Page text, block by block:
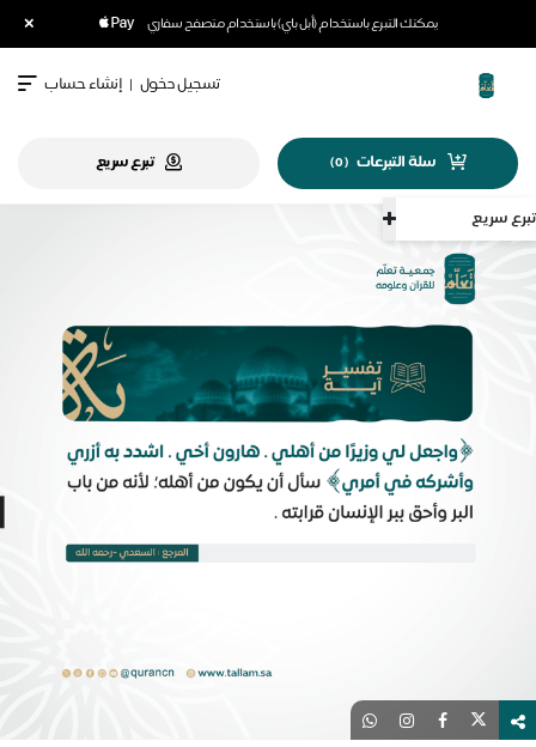
يمكنك التبرع باستخدام (أبل باي) باستخدام متصفح سفاري
تسجيل دخول | إنشاء حساب
سلة التبرعات (
0
) تبرع سريع